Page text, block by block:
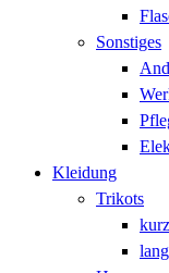
Sonstiges
Kleidung
Trikots